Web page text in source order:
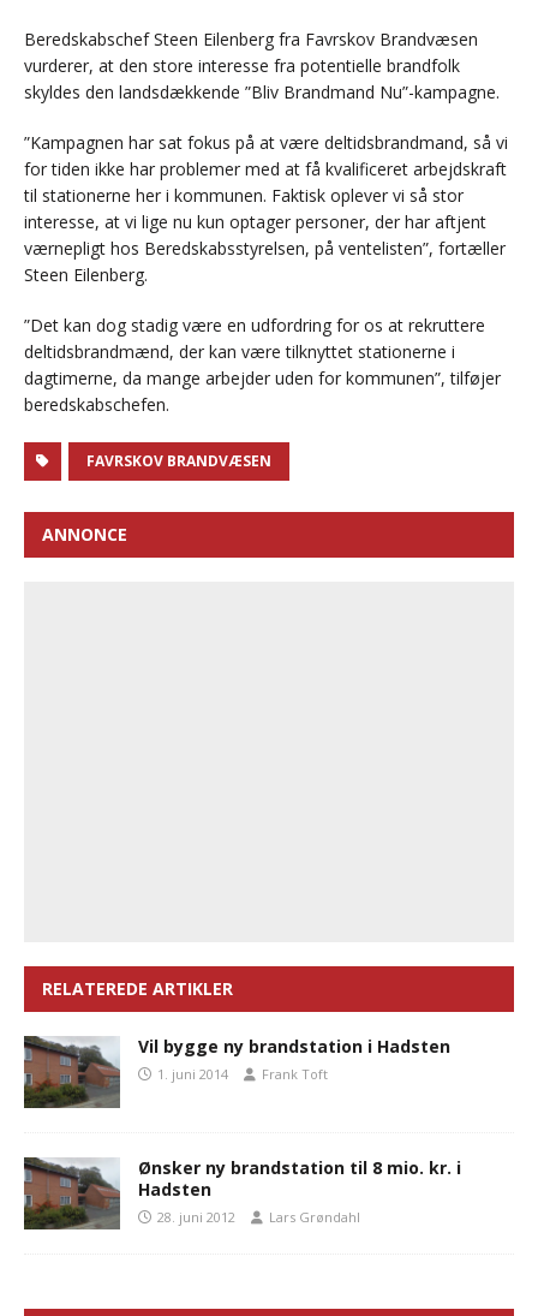
Beredskabschef Steen Eilenberg fra Favrskov Brandvæsen
vurderer, at den store interesse fra potentielle brandfolk
skyldes den landsdækkende ”Bliv Brandmand Nu”-kampagne.
”Kampagnen har sat fokus på at være deltidsbrandmand, så vi
for tiden ikke har problemer med at få kvalificeret arbejdskraft
til stationerne her i kommunen. Faktisk oplever vi så stor
interesse, at vi lige nu kun optager personer, der har aftjent
værnepligt hos Beredskabsstyrelsen, på ventelisten”, fortæller
Steen Eilenberg.
”Det kan dog stadig være en udfordring for os at rekruttere
deltidsbrandmænd, der kan være tilknyttet stationerne i
dagtimerne, da mange arbejder uden for kommunen”, tilføjer
beredskabschefen.
FAVRSKOV BRANDVÆSEN
ANNONCE
RELATEREDE ARTIKLER
Vil bygge ny brandstation i Hadsten
1. juni 2014 Frank Toft
Ønsker ny brandstation til 8 mio. kr. i
Hadsten
28. juni 2012 Lars Grøndahl